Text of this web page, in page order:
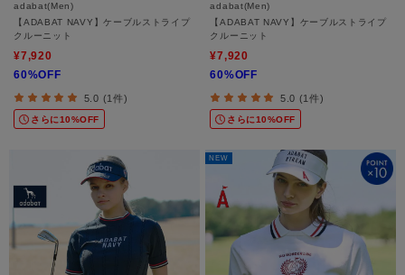
adabat(Men)
【ADABAT NAVY】ケーブルストライプ
クルーニット
¥7,920
60%OFF
5.0 (1件)
さらに10%OFF
adabat(Men)
【ADABAT NAVY】ケーブルストライプ
クルーニット
¥7,920
60%OFF
5.0 (1件)
さらに10%OFF
NEW